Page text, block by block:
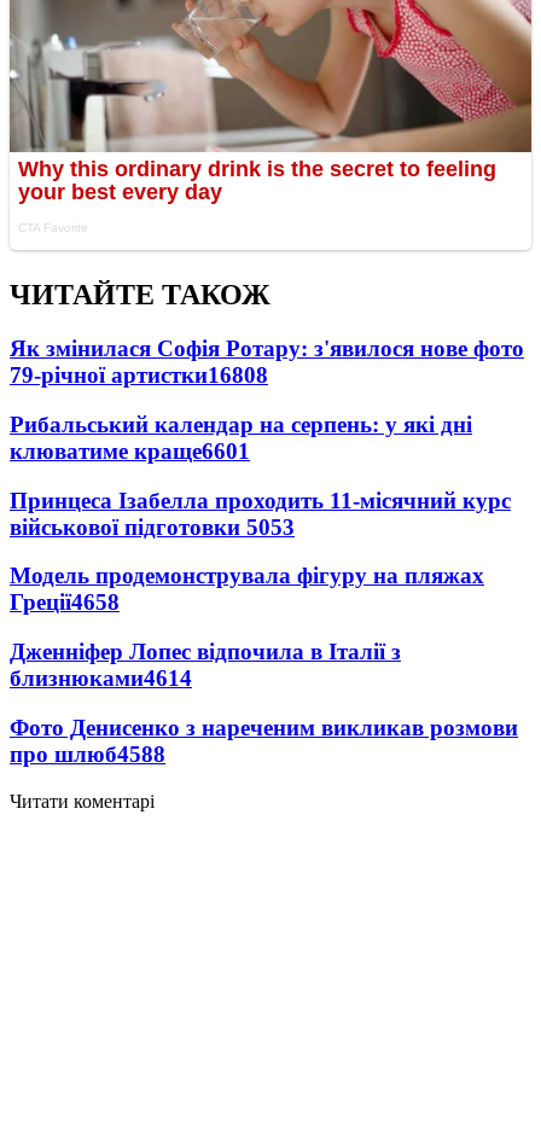
ЧИТАЙТЕ ТАКОЖ
Як змінилася Софія Ротару: з'явилося нове фото
79-річної артистки16808
Рибальський календар на серпень: у які дні
клюватиме краще6601
Принцеса Ізабелла проходить 11-місячний курс
військової підготовки 5053
Модель продемонструвала фігуру на пляжах
Греції4658
Дженніфер Лопес відпочила в Італії з
близнюками4614
Фото Денисенко з нареченим викликав розмови
про шлюб4588
Читати коментарі